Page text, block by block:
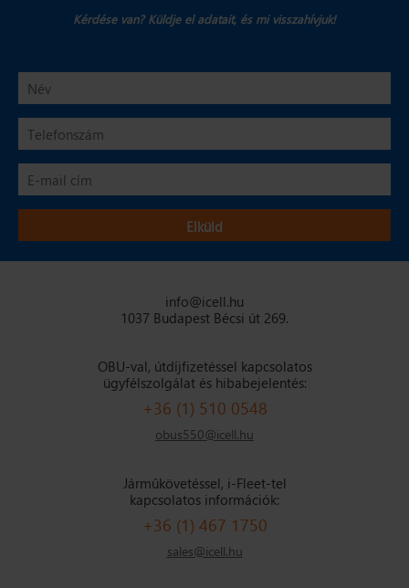
Kérdése van? Küldje el adatait, és mi visszahívjuk!
info@icell.hu
1037 Budapest Bécsi út 269.
OBU-val, útdíjfizetéssel kapcsolatos
ügyfélszolgálat és hibabejelentés:
+36 (1) 510 0548
obus550@icell.hu
Járműkövetéssel, i-Fleet-tel
kapcsolatos információk:
+36 (1) 467 1750
sales@icell.hu